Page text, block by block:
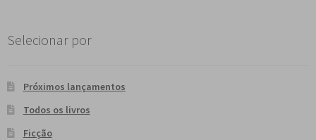
Selecionar por
Próximos lançamentos
Todos os livros
Ficção